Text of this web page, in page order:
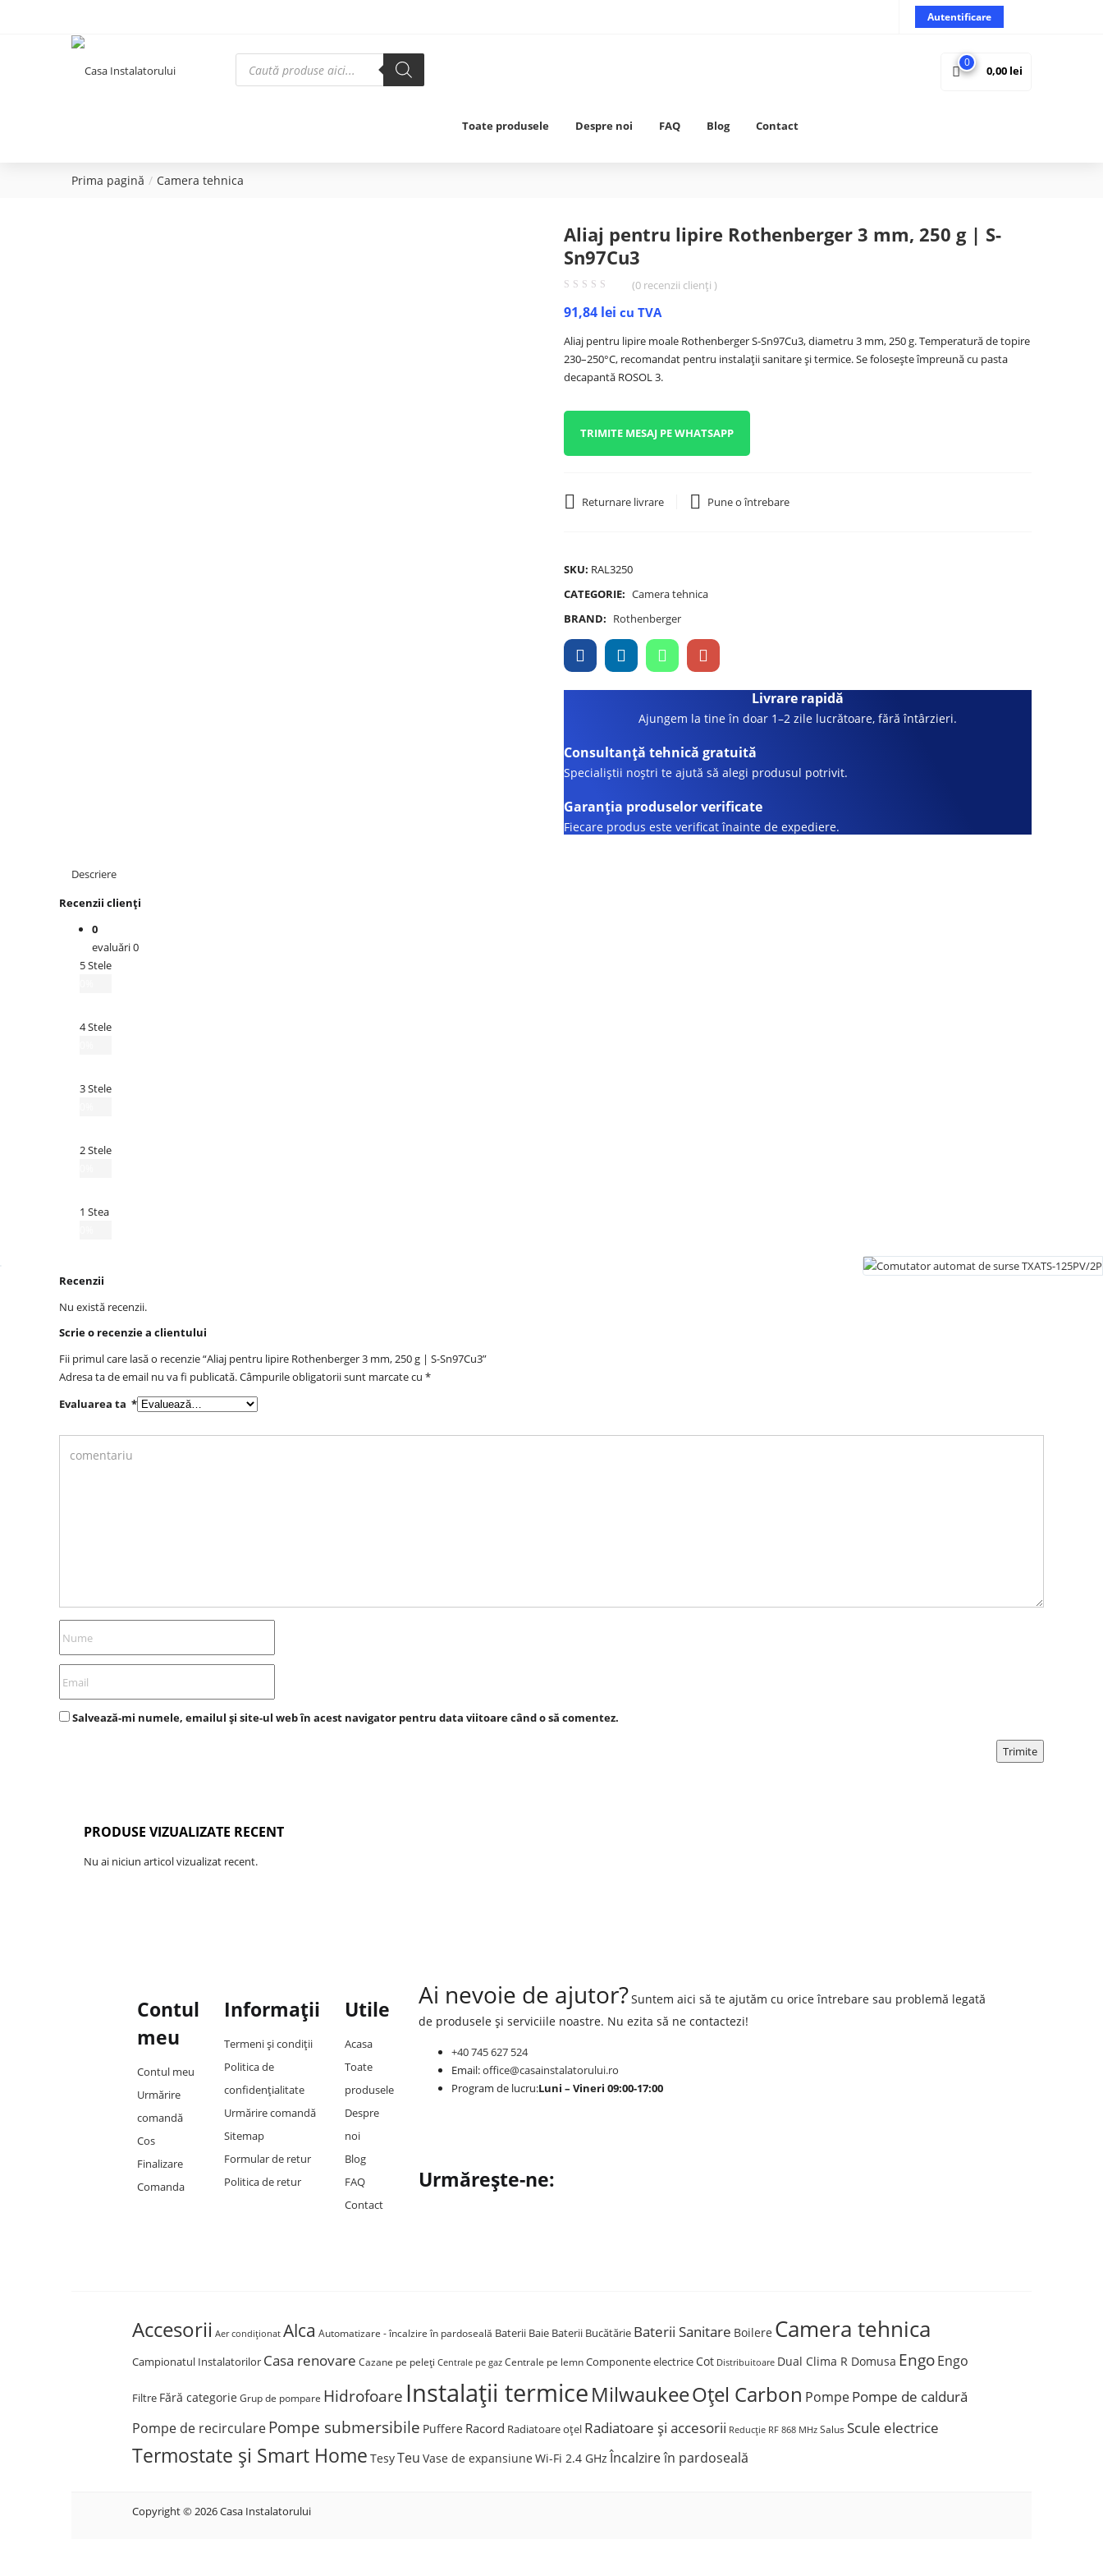
Autentificare
0
0,00 lei
Toate produsele Despre noi FAQ Blog Contact
Prima pagină Camera tehnica
Aliaj pentru lipire Rothenberger 3 mm, 250 g | S-
Sn97Cu3
(0 recenzii clienți )
91,84 lei cu TVA
Aliaj pentru lipire moale Rothenberger S-Sn97Cu3, diametru 3 mm, 250 g. Temperatură de topire
230–250°C, recomandat pentru instalații sanitare și termice. Se folosește împreună cu pasta
decapantă ROSOL 3.
TRIMITE MESAJ PE WHATSAPP
Returnare livrare Pune o întrebare
SKU: RAL3250
CATEGORIE: Camera tehnica
BRAND: Rothenberger
Livrare rapidă
Ajungem la tine în doar 1–2 zile lucrătoare, fără întârzieri.
Consultanță tehnică gratuită
Specialiștii noștri te ajută să alegi produsul potrivit.
Garanția produselor verificate
Fiecare produs este verificat înainte de expediere.
Descriere
Recenzii clienți
0
evaluări 0
5 Stele
4 Stele
3 Stele
2 Stele
1 Stea
Recenzii
Nu există recenzii.
Scrie o recenzie a clientului
Fii primul care lasă o recenzie “Aliaj pentru lipire Rothenberger 3 mm, 250 g | S-Sn97Cu3”
Adresa ta de email nu va fi publicată.Câmpurile obligatorii sunt marcate cu *
Evaluarea ta *
Salvează-mi numele, emailul și site-ul web în acest navigator pentru data viitoare când o să comentez.
PRODUSE VIZUALIZATE RECENT
Nu ai niciun articol vizualizat recent.
Contul
meu
Contul meu
Urmărire
comandă
Cos
Finalizare
Comanda
Informații
Termeni și condiții
Politica de
confidențialitate
Urmărire comandă
Sitemap
Formular de retur
Politica de retur
Utile
Acasa
Toate
produsele
Despre
noi
Blog
FAQ
Contact
Ai nevoie de ajutor?Suntem aici să te ajutăm cu orice întrebare sau problemă legată
de produsele și serviciile noastre. Nu ezita să ne contactezi!
+40 745 627 524
Email:office@casainstalatorului.ro
Program de lucru:Luni – Vineri 09:00-17:00
Urmărește-ne:
Accesorii Aer condiționat Alca Automatizare - încalzire în pardoseală Baterii Baie Baterii Bucătărie Baterii Sanitare Boilere Camera tehnica
Campionatul Instalatorilor Casa renovare Cazane pe peleți Centrale pe gaz Centrale pe lemn Componente electrice Cot Distribuitoare Dual Clima R Domusa Engo Engo
Filtre Fără categorie Grup de pompare Hidrofoare Instalații termiceMilwaukeeOțel Carbon Pompe Pompe de caldură
Pompe de recircularePompe submersibile Puffere Racord Radiatoare oțel Radiatoare și accesorii Reducție RF 868 MHz Salus Scule electrice
Termostate și Smart Home TesyTeu Vase de expansiune Wi-Fi 2.4 GHzÎncalzire în pardoseală
Copyright © 2026 Casa Instalatorului